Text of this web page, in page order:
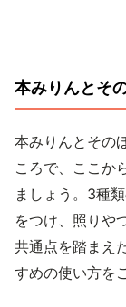
本みりんとそ
本みりんとその
ころで、ここか
ましょう。3種
をつけ、照りや
共通点を踏まえ
すめの使い方を